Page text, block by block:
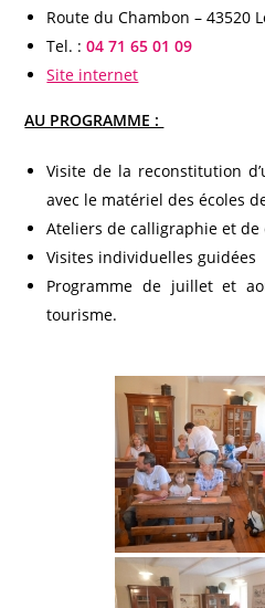
Route du Chambon – 43520
Tel. :04 71 65 01 09
Site internet
AU PROGRAMME :
Visite de la reconstitution
avec le matériel des écoles
Ateliers de calligraphie et de
Visites individuelles guidées
Programme de juillet et
tourisme.